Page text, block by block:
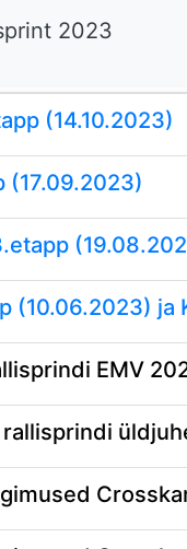
2023
(14.10.2023)
(17.09.2023)
(10.06.2023) ja
EMV